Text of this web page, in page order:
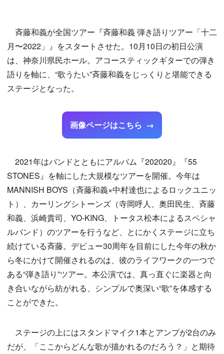
斉藤和義が全国ツアー『斉藤和義 弾き語りツアー「十二
月〜2022」』をスタートさせた。10月10日の初日公演
は、神奈川県民ホール。アコースティックギターでの弾き
語りを軸に、“歌うたい”斉藤和義をじっくりと堪能できる
ステージとなった。
画像ページはこちら
2021年はバンドとともにアルバム『202020』『55
STONES』を軸にした大規模なツアーを開催。今年は
MANNISH BOYS（斉藤和義×中村達也によるロックユニッ
ト）、カーリングシトーンズ（寺岡呼人、奥田民生、斉藤
和義、浜崎貴司、YO-KING、トータス松本によるスペシャ
ルバンド）のツアーを行うなど、とにかくステージに立ち
続けている斉藤。デビュー30周年を目前にした今年の秋か
ら冬にかけて開催されるのは、彼のライフワークの一つで
ある“弾き語り”ツアー。本公演では、真っ直ぐに楽器と向
き合いながら紡がれる、シンプルで奥深い“歌”を体感する
ことができた。
ステージの上にはスタンドマイク1本とアンプが2台のみ
だが、「ここからどんな歌が描かれるのだろう？」と期待